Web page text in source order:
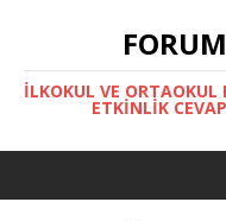
İLKOKUL VE ORTAOKUL
ETKINLIK